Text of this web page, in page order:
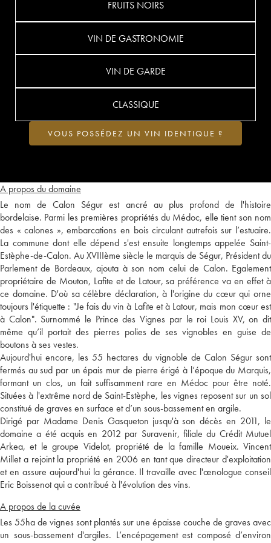
A propos du domaine
Le nom de Calon Ségur est ancré au plus profond de l'histoire
bordelaise. Parmi les premières propriétés du Médoc, elle tient son nom
des « calones », embarcations en bois circulant autrefois sur l’estuaire.
La commune dont elle dépend s'est ensuite longtemps appelée Saint-
Estèphe-de-Calon. Au XVIIIème siècle le marquis de Ségur, Président du
Parlement de Bordeaux, ajouta à son nom celui de Calon. Egalement
propriétaire de Mouton, Lafite et de Latour, sa préférence va en effet à
ce domaine. D'où sa célèbre déclaration, à l'origine du cœur qui orne
toujours l'étiquette : "Je fais du vin à Lafite et à Latour, mais mon cœur est
à Calon". Surnommé le Prince des Vignes par le roi Louis XV, on dit
même qu’il portait des pierres polies de ses vignobles en guise de
boutons à ses vestes.
Aujourd'hui encore, les 55 hectares du vignoble de Calon Ségur sont
fermés au sud par un épais mur de pierre érigé à l’époque du Marquis,
formant un clos, un fait suffisamment rare en Médoc pour être noté.
Situées à l'extrême nord de Saint-Estèphe, les vignes reposent sur un sol
constitué de graves en surface et d’un sous-bassement en argile.
Dirigé par Madame Denis Gasqueton jusqu'à son décès en 2011, le
domaine a été acquis en 2012 par Suravenir, filiale du Crédit Mutuel
Arkea, et le groupe Videlot, propriété de la famille Moueix. Vincent
Millet a rejoint la propriété en 2006 en tant que directeur d'exploitation
et en assure aujourd'hui la gérance. Il travaille avec l'œnologue conseil
Eric Boissenot qui a contribué à l'évolution des vins.
A propos de la cuvée
Les 55ha de vignes sont plantés sur une épaisse couche de graves avec
un sous-bassement d'argiles. L’encépagement est composé d’environ
FRUITS NOIRS
VIN DE GASTRONOMIE
VIN DE GARDE
CLASSIQUE
VOUS POSSÉDEZ UN VIN IDENTIQUE ?